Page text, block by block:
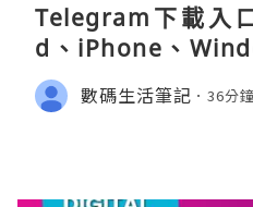
Telegram下載入
d、iPhone、
別
數碼生活筆記 36分